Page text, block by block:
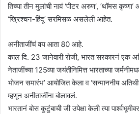
तिच्या तीन मुलांची नावं ‘पीटर अरुण’, ‘थॉमस कृष्णा’
‘ख्रिश्चन-हिंदू’ सरमिसळ असलेली आहेत.
अनीताजींचं वय आता 80 आहे.
काल दि. 23 जानेवारी रोजी, भारत सरकारनं एक
नेताजींच्या 125व्या जयंतीनिमित्त भारताच्या
भोजन समारंभ’ आयोजित केला व ‘सन्माननीय
म्हणून अनीताजींना बोलावलं.
भारतानं बोस कुटुंबाची जी उपेक्षा केली त्या